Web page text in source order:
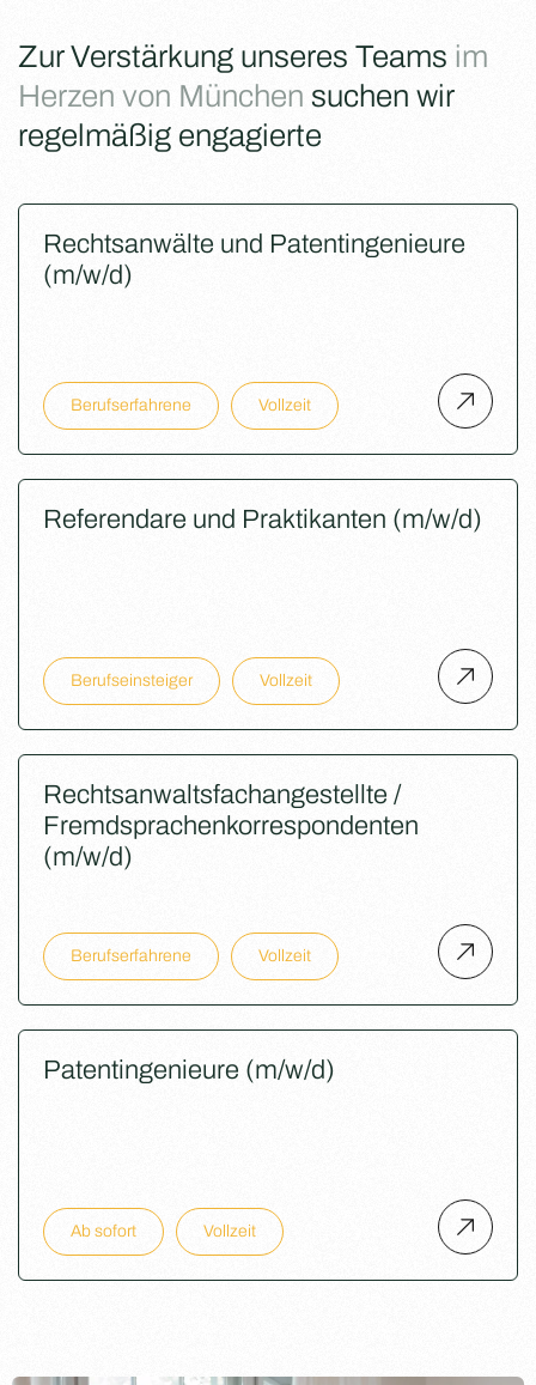
Zur Verstärkung unseres Teams im
Herzen von München suchen wir
regelmäßig engagierte
Rechtsanwälte und Patentingenieure
(m/w/d)
Berufserfahrene Vollzeit
Referendare und Praktikanten (m/w/d)
Berufseinsteiger Vollzeit
Rechtsanwaltsfachangestellte /
Fremdsprachenkorrespondenten
(m/w/d)
Berufserfahrene Vollzeit
Patentingenieure (m/w/d)
Ab sofort Vollzeit